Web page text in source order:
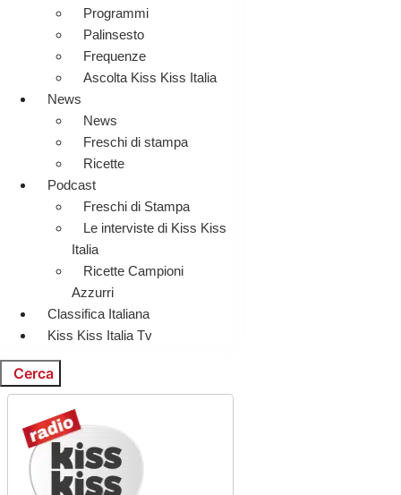
Programmi
Palinsesto
Frequenze
Ascolta Kiss Kiss Italia
News
News
Freschi di stampa
Ricette
Podcast
Freschi di Stampa
Le interviste di Kiss Kiss
Italia
Ricette Campioni
Azzurri
Classifica Italiana
Kiss Kiss Italia Tv
Cerca